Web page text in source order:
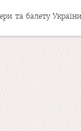
та балету